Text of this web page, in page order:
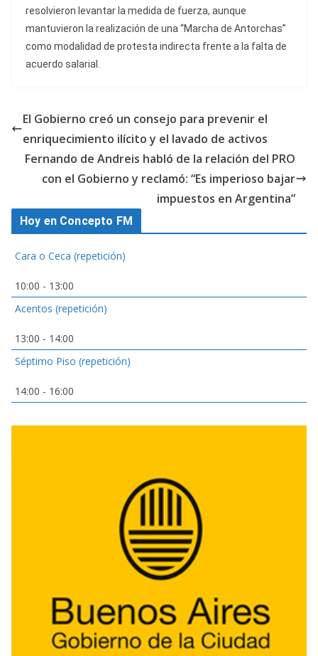
resolvieron levantar la medida de fuerza, aunque
mantuvieron la realización de una “Marcha de Antorchas”
como modalidad de protesta indirecta frente a la falta de
acuerdo salarial.
El Gobierno creó un consejo para prevenir el
enriquecimiento ilícito y el lavado de activos
Fernando de Andreis habló de la relación del PRO
con el Gobierno y reclamó: “Es imperioso bajar
impuestos en Argentina”
Hoy en Concepto FM
Cara o Ceca (repetición)
10:00 - 13:00
Acentos (repetición)
13:00 - 14:00
Séptimo Piso (repetición)
14:00 - 16:00